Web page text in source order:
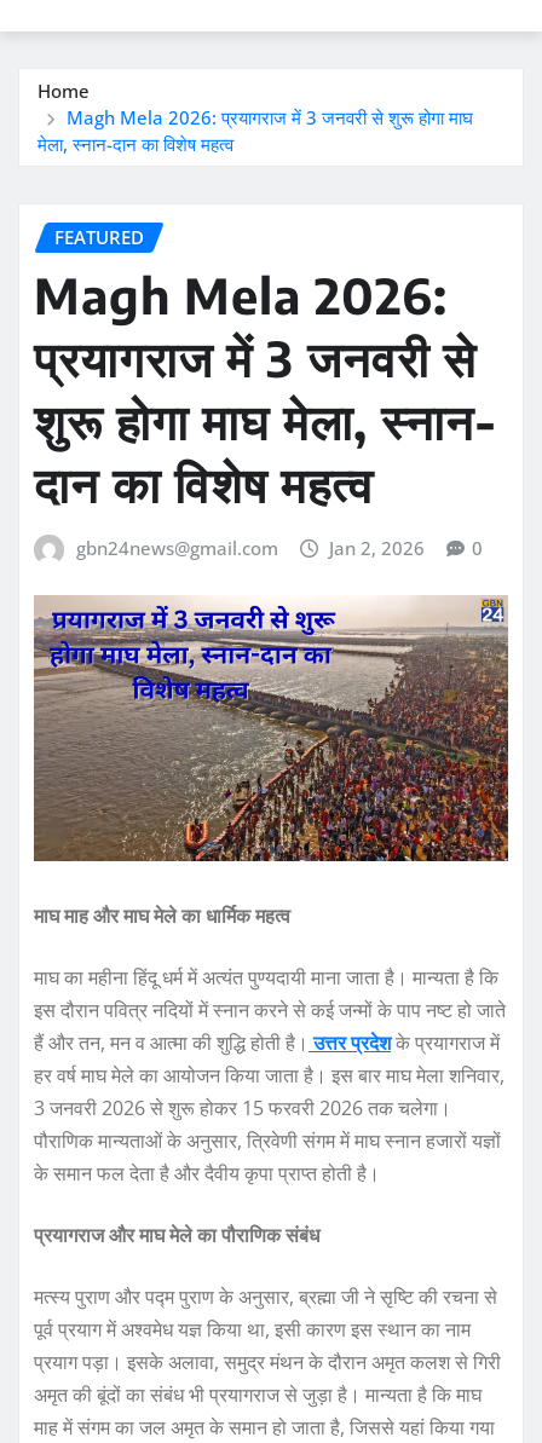
Home
Magh Mela 2026: प्रयागराज में 3 जनवरी से शुरू होगा माघ
मेला, स्नान-दान का विशेष महत्व
FEATURED
Magh Mela 2026:
प्रयागराज में 3 जनवरी से
शुरू होगा माघ मेला, स्नान-
दान का विशेष महत्व
gbn24news@gmail.com Jan 2, 2026 0
माघ माह और माघ मेले का धार्मिक महत्व
माघ का महीना हिंदू धर्म में अत्यंत पुण्यदायी माना जाता है। मान्यता है कि
इस दौरान पवित्र नदियों में स्नान करने से कई जन्मों के पाप नष्ट हो जाते
हैं और तन, मन व आत्मा की शुद्धि होती है। उत्तर प्रदेशके प्रयागराज में
हर वर्ष माघ मेले का आयोजन किया जाता है। इस बार माघ मेला शनिवार,
3 जनवरी 2026 से शुरू होकर 15 फरवरी 2026 तक चलेगा।
पौराणिक मान्यताओं के अनुसार, त्रिवेणी संगम में माघ स्नान हजारों यज्ञों
के समान फल देता है और दैवीय कृपा प्राप्त होती है।
प्रयागराज और माघ मेले का पौराणिक संबंध
मत्स्य पुराण और पद्म पुराण के अनुसार, ब्रह्मा जी ने सृष्टि की रचना से
पूर्व प्रयाग में अश्वमेध यज्ञ किया था, इसी कारण इस स्थान का नाम
प्रयाग पड़ा। इसके अलावा, समुद्र मंथन के दौरान अमृत कलश से गिरी
अमृत की बूंदों का संबंध भी प्रयागराज से जुड़ा है। मान्यता है कि माघ
माह में संगम का जल अमृत के समान हो जाता है, जिससे यहां किया गया